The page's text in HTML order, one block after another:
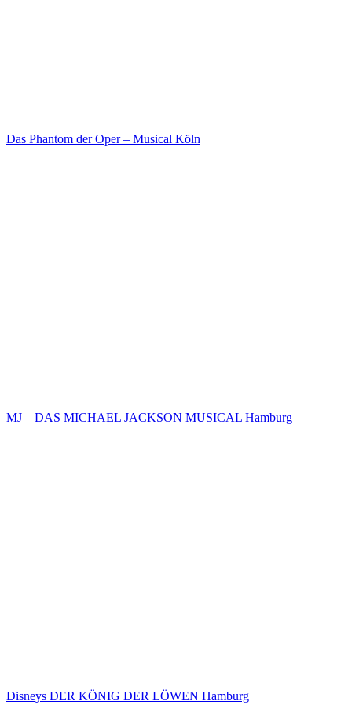
Das Phantom der Oper – Musical Köln
MJ – DAS MICHAEL JACKSON MUSICAL Hamburg
Disneys DER KÖNIG DER LÖWEN Hamburg